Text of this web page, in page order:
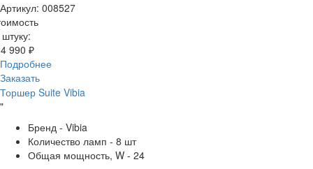
Артикул: 008527
990 ₽
Подробнее
Заказать
Торшер Suite Vibia
"
Бренд - Vibia
Количество ламп - 8 шт
Общая мощность, W - 24